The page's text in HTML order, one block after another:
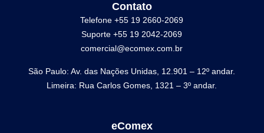
Contato
Telefone +55 19 2660-2069
Suporte +55 19 2042-2069
comercial@ecomex.com.br
São Paulo: Av. das Nações Unidas, 12.901 – 12º andar.
Limeira: Rua Carlos Gomes, 1321 – 3º andar.
eComex